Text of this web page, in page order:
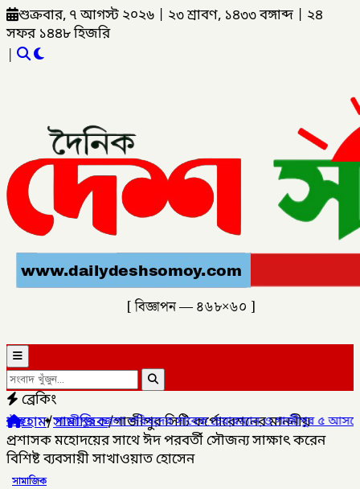
শুক্রবার, ৭ আগস্ট ২০২৬ ২৩ শ্রাবণ, ১৪৩৩ বঙ্গাব্দ
২৪
সফর ১৪৪৮ হিজরি
|
[ বিজ্ঞাপন — ৪৬৮×৬০ ]
ব্রেকিং
জেলা পরিষদের সাবেক চেয়ারম্যান ও গাজীপুর ৫ আসনের সাবেক
হোম/সামাজিক/গাজীপুর সিটি কর্পোরেশনের মাননীয়
প্রশাসক মহোদয়ের সাথে ঈদ পরবর্তী সৌজন্য সাক্ষাৎ করেন
বিশিষ্ট ব্যবসায়ী সাখাওয়াত হোসেন
সামাজিক